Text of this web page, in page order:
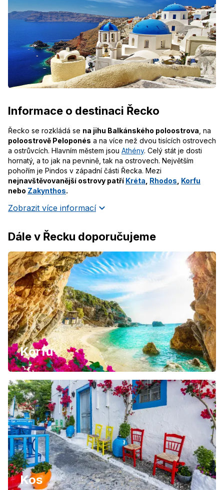
Informace o destinaci Řecko
Řecko se rozkládá se na jihu Balkánského poloostrova , na
poloostrově Peloponés a na více než dvou tisících ostrovech
a ostrůvcích. Hlavním městem jsou Athény. Celý stát je dosti
hornatý, a to jak na pevnině, tak na ostrovech. Největším
pohořím je Pindos v západní části Řecka. Mezi
nejnavštěvovanější ostrovy patří Kréta Rhodos Korfu
nebo Zakynthos.
Zobrazit více informací
Dále v Řecku doporučujeme
Korfu
Kos